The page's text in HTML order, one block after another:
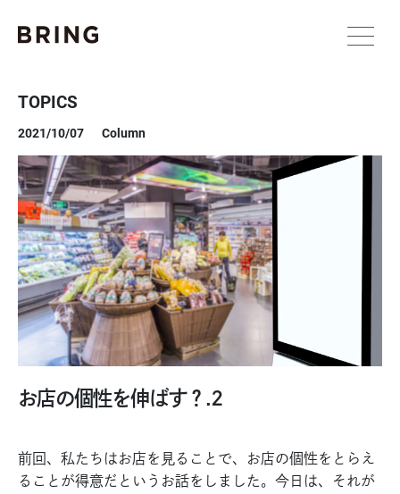
TOPICS
2021/10/07 Column
お店の個性を伸ばす？.2
前回、私たちはお店を見ることで、お店の個性をとらえ
ることが得意だというお話をしました。今日は、それが